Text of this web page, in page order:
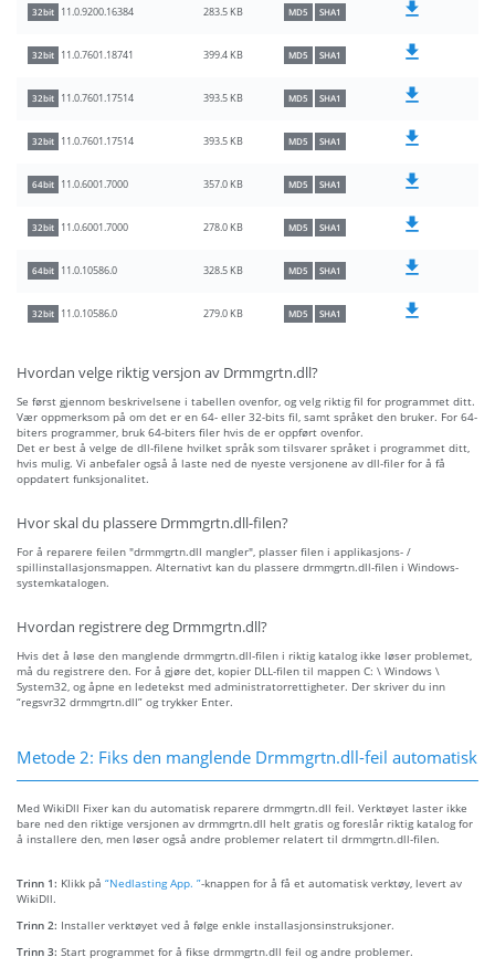
32bit 11.0.9200.16384 283.5 KB MD5 SHA1
32bit 11.0.7601.18741 399.4 KB MD5 SHA1
32bit 11.0.7601.17514 393.5 KB MD5 SHA1
32bit 11.0.7601.17514 393.5 KB MD5 SHA1
64bit 11.0.6001.7000 357.0 KB MD5 SHA1
32bit 11.0.6001.7000 278.0 KB MD5 SHA1
64bit 11.0.10586.0 328.5 KB MD5 SHA1
32bit 11.0.10586.0 279.0 KB MD5 SHA1
Hvordan velge riktig versjon av Drmmgrtn.dll?
Se først gjennom beskrivelsene i tabellen ovenfor, og velg riktig fil for programmet ditt.
Vær oppmerksom på om det er en 64- eller 32-bits fil, samt språket den bruker. For 64-
biters programmer, bruk 64-biters filer hvis de er oppført ovenfor.
Det er best å velge de dll-filene hvilket språk som tilsvarer språket i programmet ditt,
hvis mulig. Vi anbefaler også å laste ned de nyeste versjonene av dll-filer for å få
oppdatert funksjonalitet.
Hvor skal du plassere Drmmgrtn.dll-filen?
For å reparere feilen "drmmgrtn.dll mangler", plasser filen i applikasjons- /
spillinstallasjonsmappen. Alternativt kan du plassere drmmgrtn.dll-filen i Windows-
systemkatalogen.
Hvordan registrere deg Drmmgrtn.dll?
Hvis det å løse den manglende drmmgrtn.dll-filen i riktig katalog ikke løser problemet,
må du registrere den. For å gjøre det, kopier DLL-filen til mappen C: \ Windows \
System32, og åpne en ledetekst med administratorrettigheter. Der skriver du inn
“regsvr32 drmmgrtn.dll” og trykker Enter.
Metode 2: Fiks den manglende Drmmgrtn.dll-feil automatisk
Med WikiDll Fixer kan du automatisk reparere drmmgrtn.dll feil. Verktøyet laster ikke
bare ned den riktige versjonen av drmmgrtn.dll helt gratis og foreslår riktig katalog for
å installere den, men løser også andre problemer relatert til drmmgrtn.dll-filen.
Trinn 1: Klikk på “Nedlasting App. ”-knappen for å få et automatisk verktøy, levert av
WikiDll.
Trinn 2: Installer verktøyet ved å følge enkle installasjonsinstruksjoner.
Trinn 3: Start programmet for å fikse drmmgrtn.dll feil og andre problemer.